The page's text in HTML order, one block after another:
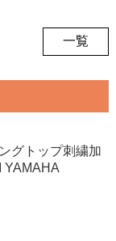
一覧
グトップ刺繍加
YAMAHA